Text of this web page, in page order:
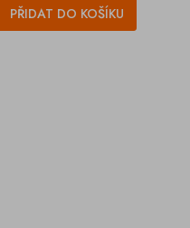
PŘIDAT DO KOŠÍKU